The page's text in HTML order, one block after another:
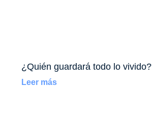
¿Quién guardará todo lo vivido?
Leer más